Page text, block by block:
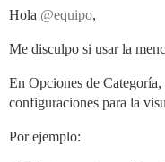
Hola @equipo,
Me disculpo si usar la
En Opciones de
configuraciones para la
Por ejemplo: